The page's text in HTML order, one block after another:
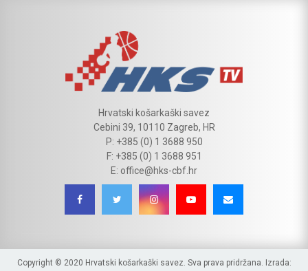
Hrvatski košarkaški savez
Cebini 39, 10110 Zagreb, HR
P: +385 (0) 1 3688 950
F: +385 (0) 1 3688 951
E: office@hks-cbf.hr
Copyright © 2020 Hrvatski košarkaški savez. Sva prava pridržana. Izrada: